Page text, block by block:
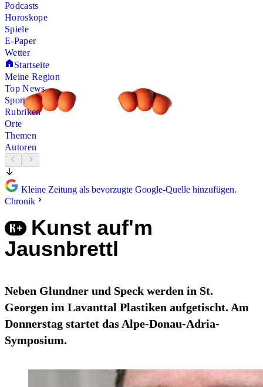
Podcasts
Horoskope
Spiele
E-Paper
Wetter
Startseite
Meine Region
Top News
Sport
Rubriken
Orte
Themen
Autoren
Kleine Zeitung als bevorzugte Google-Quelle hinzufügen.
Chronik
Kunst auf'm
Jausnbrettl
Neben Glundner und Speck werden in St.
Georgen im Lavanttal Plastiken aufgetischt. Am
Donnerstag startet das Alpe-Donau-Adria-
Symposium.